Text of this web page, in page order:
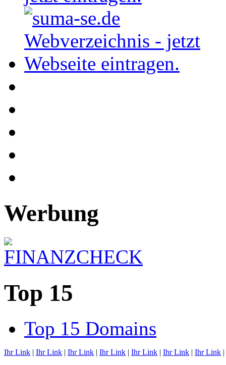
Werbung
Top 15
Top 15 Domains
Ihr Link | Ihr Link | Ihr Link | Ihr Link | Ihr Link | Ihr Link | Ihr Link |